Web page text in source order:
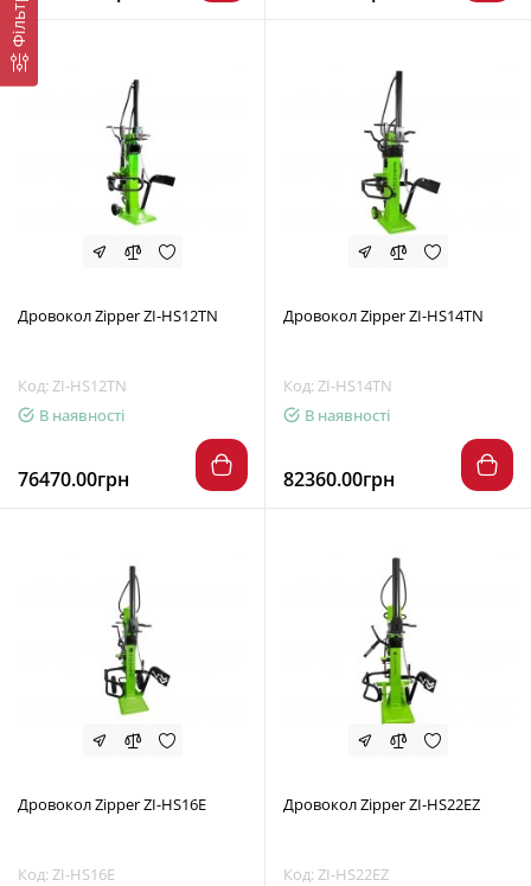
Фільтр
Дровокол Zipper ZI-HS12TN
Код: ZI-HS12TN
В наявності
76470.00грн
Дровокол Zipper ZI-HS14TN
Код: ZI-HS14TN
В наявності
82360.00грн
Дровокол Zipper ZI-HS16E
Код: ZI-HS16E
Дровокол Zipper ZI-HS22EZ
Код: ZI-HS22EZ